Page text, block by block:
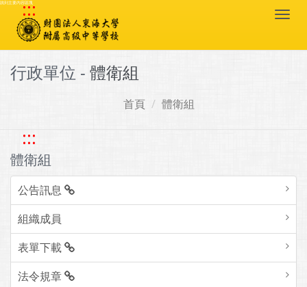
跳到主要內容區塊
:::
行政單位 - 體衛組
首頁 體衛組
:::
體衛組
公告訊息
組織成員
表單下載
法令規章